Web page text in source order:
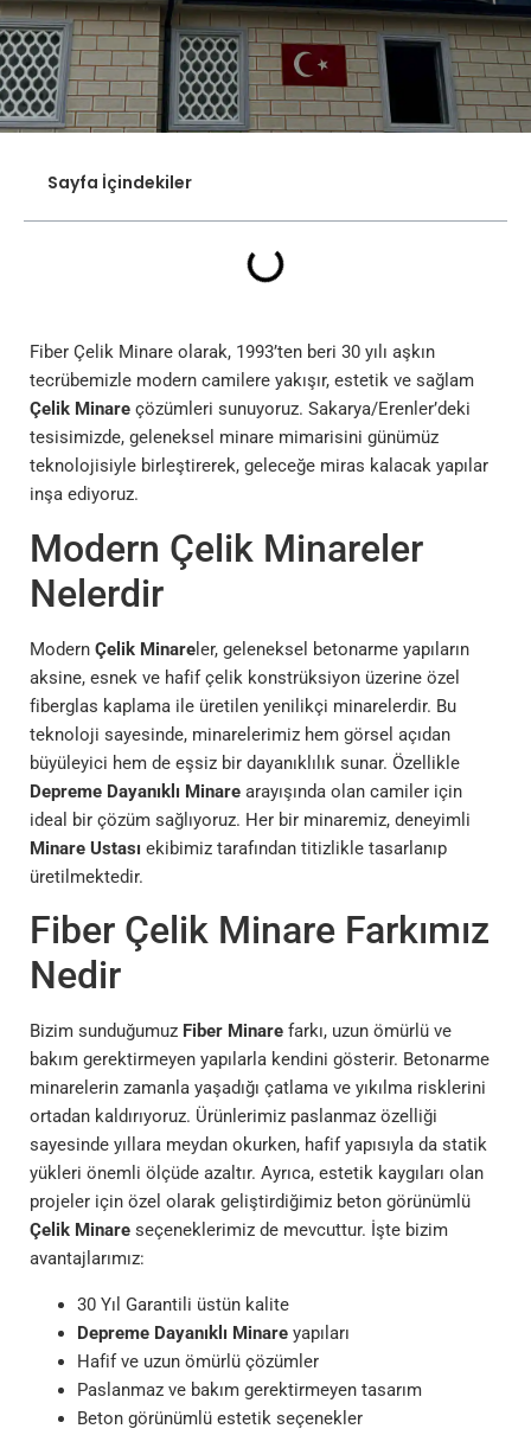
Sayfa İçindekiler
Fiber Çelik Minare olarak, 1993’ten beri 30 yılı aşkın
tecrübemizle modern camilere yakışır, estetik ve sağlam
Çelik Minare çözümleri sunuyoruz. Sakarya/Erenler’deki
tesisimizde, geleneksel minare mimarisini günümüz
teknolojisiyle birleştirerek, geleceğe miras kalacak yapılar
inşa ediyoruz.
Modern Çelik Minareler
Nelerdir
Modern Çelik Minare ler, geleneksel betonarme yapıların
aksine, esnek ve hafif çelik konstrüksiyon üzerine özel
fiberglas kaplama ile üretilen yenilikçi minarelerdir. Bu
teknoloji sayesinde, minarelerimiz hem görsel açıdan
büyüleyici hem de eşsiz bir dayanıklılık sunar. Özellikle
Depreme Dayanıklı Minare arayışında olan camiler için
ideal bir çözüm sağlıyoruz. Her bir minaremiz, deneyimli
Minare Ustası ekibimiz tarafından titizlikle tasarlanıp
üretilmektedir.
Fiber Çelik Minare Farkımız
Nedir
Bizim sunduğumuz Fiber Minare farkı, uzun ömürlü ve
bakım gerektirmeyen yapılarla kendini gösterir. Betonarme
minarelerin zamanla yaşadığı çatlama ve yıkılma risklerini
ortadan kaldırıyoruz. Ürünlerimiz paslanmaz özelliği
sayesinde yıllara meydan okurken, hafif yapısıyla da statik
yükleri önemli ölçüde azaltır. Ayrıca, estetik kaygıları olan
projeler için özel olarak geliştirdiğimiz beton görünümlü
Çelik Minare seçeneklerimiz de mevcuttur. İşte bizim
avantajlarımız:
30 Yıl Garantili üstün kalite
Depreme Dayanıklı Minare yapıları
Hafif ve uzun ömürlü çözümler
Paslanmaz ve bakım gerektirmeyen tasarım
Beton görünümlü estetik seçenekler